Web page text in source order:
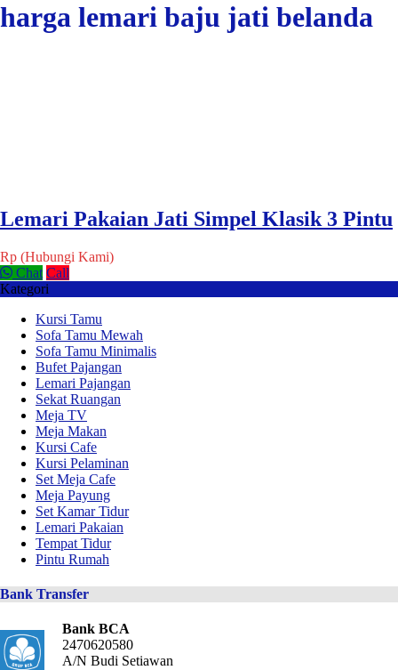
harga lemari baju jati belanda
Lemari Pakaian Jati Simpel Klasik 3 Pintu
Rp (Hubungi Kami)
Chat Call
Kategori
Kursi Tamu
Sofa Tamu Mewah
Sofa Tamu Minimalis
Bufet Pajangan
Lemari Pajangan
Sekat Ruangan
Meja TV
Meja Makan
Kursi Cafe
Kursi Pelaminan
Set Meja Cafe
Meja Payung
Set Kamar Tidur
Lemari Pakaian
Tempat Tidur
Pintu Rumah
Bank Transfer
Bank BCA
2470620580
A/N Budi Setiawan